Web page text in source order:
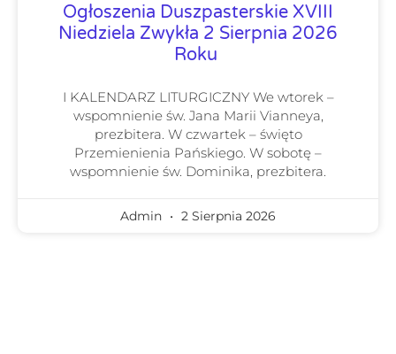
Ogłoszenia Duszpasterskie XVIII
Niedziela Zwykła 2 Sierpnia 2026
Roku
I KALENDARZ LITURGICZNY We wtorek –
wspomnienie św. Jana Marii Vianneya,
prezbitera. W czwartek – święto
Przemienienia Pańskiego. W sobotę –
wspomnienie św. Dominika, prezbitera.
Admin 2 Sierpnia 2026